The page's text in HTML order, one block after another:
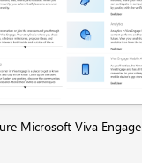
Microsoft Viva Engage